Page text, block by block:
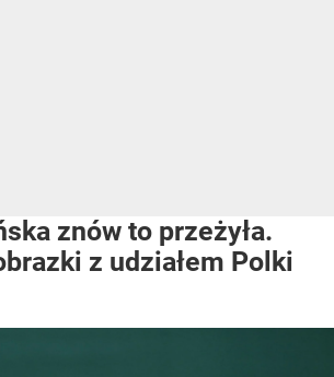
znów to przeżyła.
z udziałem Polki